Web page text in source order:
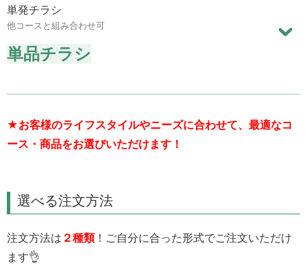
単発チラシ
他コースと組み合わせ可
単品チラシ
★お客様のライフスタイルやニーズに合わせて、最適なコ
ース・商品をお選びいただけます！
選べる注文方法
注文方法は ２種類！ご自分に合った形式でご注文いただけ
ます👌